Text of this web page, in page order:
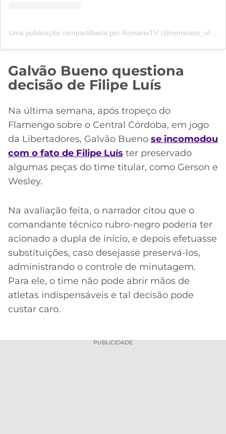
Galvão Bueno questiona
decisão de Filipe Luís
Na última semana, após tropeço do
Flamengo sobre o Central Córdoba, em jogo
da Libertadores, Galvão Bueno se incomodou
com o fato de Filipe Luís ter preservado
algumas peças do time titular, como Gerson e
Wesley.
Na avaliação feita, o narrador citou que o
comandante técnico rubro-negro poderia ter
acionado a dupla de início, e depois efetuasse
substituições, caso desejasse preservá-los,
administrando o controle de minutagem.
Para ele, o time não pode abrir mãos de
atletas indispensáveis e tal decisão pode
custar caro.
PUBLICIDADE